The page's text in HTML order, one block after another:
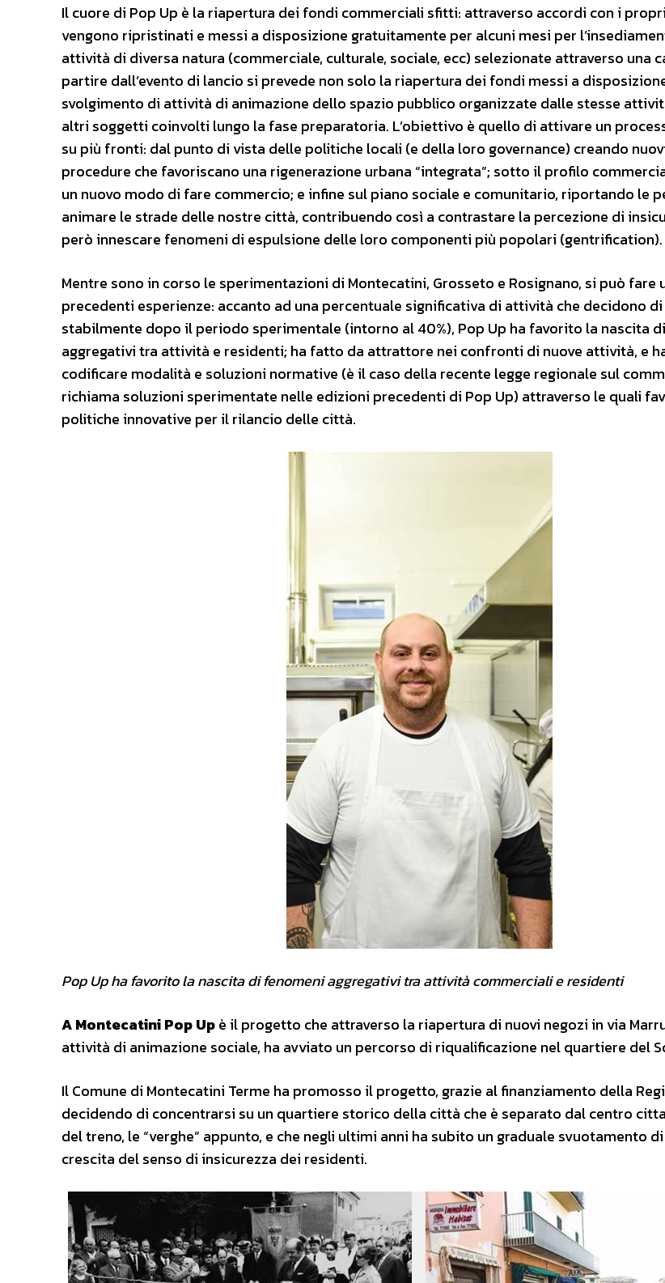
Il cuore di Pop Up è la riapertura dei fondi commerciali sfitti: attraverso accordi con i
vengono ripristinati e messi a disposizione gratuitamente per alcuni mesi per
attività di diversa natura (commerciale, culturale, sociale, ecc) selezionate attraverso una
partire dall’evento di lancio si prevede non solo la riapertura dei fondi messi a
svolgimento di attività di animazione dello spazio pubblico organizzate dalle stesse
altri soggetti coinvolti lungo la fase preparatoria. L’obiettivo è quello di attivare un
su più fronti: dal punto di vista delle politiche locali (e della loro governance) creando
procedure che favoriscano una rigenerazione urbana “integrata”; sotto il profilo
un nuovo modo di fare commercio; e infine sul piano sociale e comunitario, riportando le
animare le strade delle nostre città, contribuendo così a contrastare la percezione di
però innescare fenomeni di espulsione delle loro componenti più popolari (gentrification).
Mentre sono in corso le sperimentazioni di Montecatini, Grosseto e Rosignano, si può fare
precedenti esperienze: accanto ad una percentuale significativa di attività che decidono
stabilmente dopo il periodo sperimentale (intorno al 40%), Pop Up ha favorito la nascita
aggregativi tra attività e residenti; ha fatto da attrattore nei confronti di nuove attività, e
codificare modalità e soluzioni normative (è il caso della recente legge regionale sul
richiama soluzioni sperimentate nelle edizioni precedenti di Pop Up) attraverso le quali
politiche innovative per il rilancio delle città.
Pop Up ha favorito la nascita di fenomeni aggregativi tra attività commerciali e residenti
A Montecatini Pop Upè il progetto che attraverso la riapertura di nuovi negozi in via
attività di animazione sociale, ha avviato un percorso di riqualificazione nel quartiere del
Il Comune di Montecatini Terme ha promosso il progetto, grazie al finanziamento della
decidendo di concentrarsi su un quartiere storico della città che è separato dal centro
del treno, le “verghe” appunto, e che negli ultimi anni ha subito un graduale svuotamento
crescita del senso di insicurezza dei residenti.